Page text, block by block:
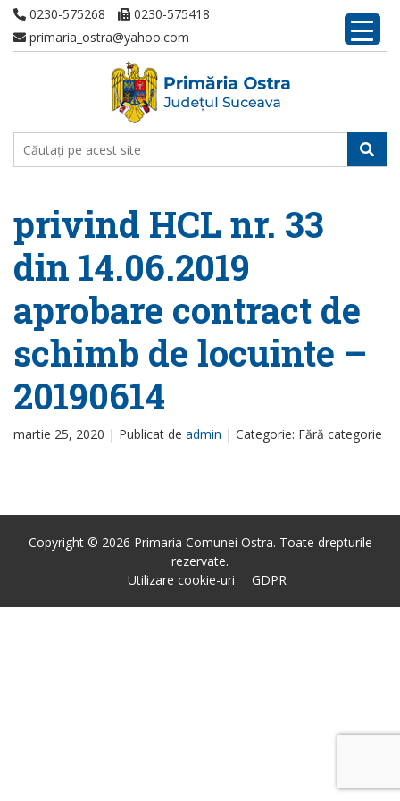
0230-575268
0230-575418
primaria_ostra@yahoo.com
privind HCL nr. 33
din 14.06.2019
aprobare contract de
schimb de locuinte –
20190614
martie 25, 2020 | Publicat de admin | Categorie: Fără categorie
Copyright © 2026 Primaria Comunei Ostra. Toate drepturile
rezervate.
Utilizare cookie-uri
GDPR